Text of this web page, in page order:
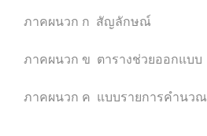
ภาคผนวก ก สัญลักษณ์
ภาคผนวก ข ตารางช่วยออกแบบ
ภาคผนวก ค แบบรายการคำนวณ